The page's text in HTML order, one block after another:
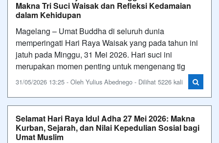
Makna Tri Suci Waisak dan Refleksi Kedamaian
dalam Kehidupan
Magelang – Umat Buddha di seluruh dunia
memperingati Hari Raya Waisak yang pada tahun ini
jatuh pada Minggu, 31 Mei 2026. Hari suci ini
merupakan momen penting untuk mengenang tig
31/05/2026 13:25 - Oleh Yulius Abednego - Dilihat 5226 kali
Selamat Hari Raya Idul Adha 27 Mei 2026: Makna
Kurban, Sejarah, dan Nilai Kepedulian Sosial bagi
Umat Muslim